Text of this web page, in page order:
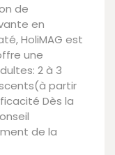
de
en
HoliMAG est
une
2 à 3
partir
Dès la
de la